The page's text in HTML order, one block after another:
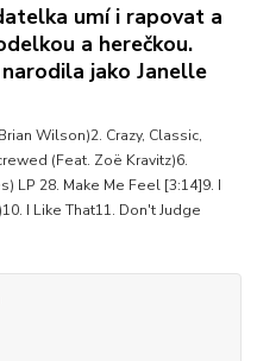
umí i rapovat a
a herečkou.
jako Janelle
Wilson)2. Crazy, Classic,
(Feat. Zoë Kravitz)6.
LP 28. Make Me Feel [3:14]9. I
I Like That11. Don't Judge